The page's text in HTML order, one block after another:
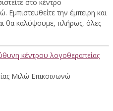
στο κέντρο
την έμπειρη και
θα καλύψουμε, πλήρως, όλες
Μιλώ Επικοινωνώ